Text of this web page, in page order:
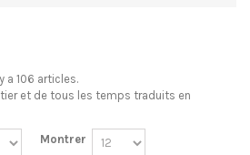
a 106 articles.
et de tous les temps traduits en
Montrer